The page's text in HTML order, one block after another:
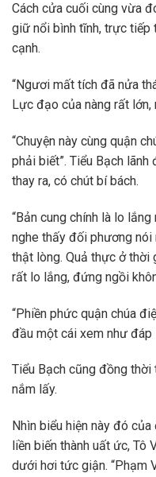
Cách cửa cuối cùng vừa
giữ nổi bình tĩnh, trực tiếp
cạnh.
“Ngươi mất tích đã nửa
Lực đạo của nàng rất lớn,
“Chuyện này cùng quận
phải biết”. Tiểu Bạch
thay ra, có chút bí bách.
“Bản cung chính là lo
nghe thấy đối phương nói
thật lòng. Quả thực ở thời
rất lo lắng, đứng ngồi
“Phiền phức quận chúa
đầu một cái xem như đáp
Tiểu Bạch cũng đồng thời
nắm lấy.
Nhìn biểu hiện này đó
liền biến thành uất ức, Tô
dưới hơi tức giận. “Phạm